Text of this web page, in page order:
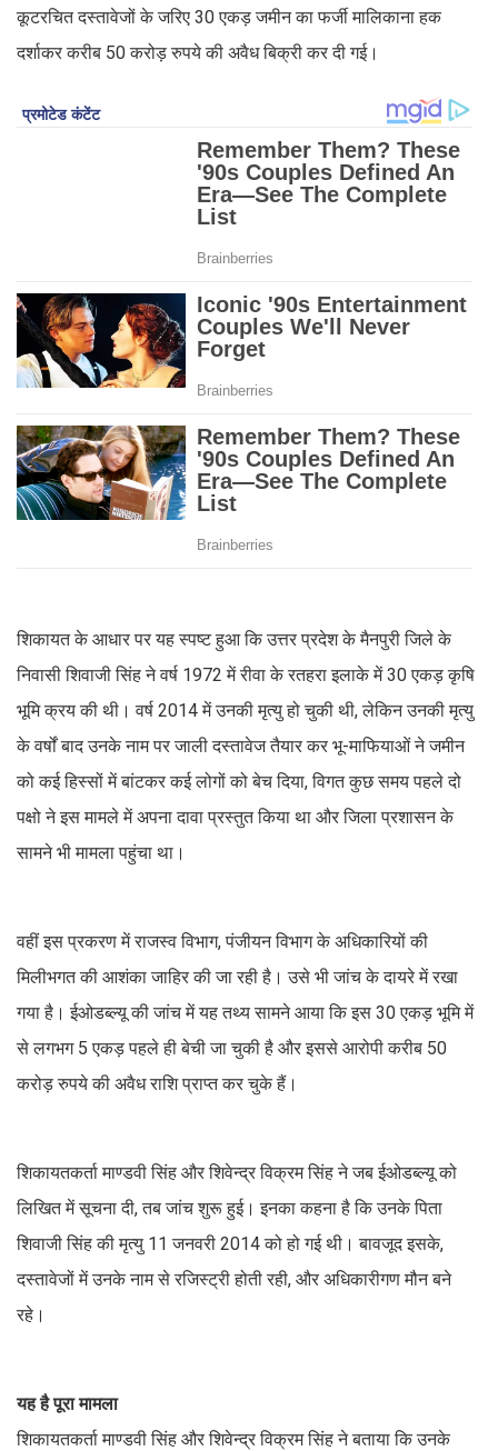
कूटरचित दस्तावेजों के जरिए 30 एकड़ जमीन का फर्जी मालिकाना हक
दर्शाकर करीब 50 करोड़ रुपये की अवैध बिक्री कर दी गई।
शिकायत के आधार पर यह स्पष्ट हुआ कि उत्तर प्रदेश के मैनपुरी जिले के
निवासी शिवाजी सिंह ने वर्ष 1972 में रीवा के रतहरा इलाके में 30 एकड़ कृषि
भूमि क्रय की थी। वर्ष 2014 में उनकी मृत्यु हो चुकी थी, लेकिन उनकी मृत्यु
के वर्षों बाद उनके नाम पर जाली दस्तावेज तैयार कर भू-माफियाओं ने जमीन
को कई हिस्सों में बांटकर कई लोगों को बेच दिया, विगत कुछ समय पहले दो
पक्षो ने इस मामले में अपना दावा प्रस्तुत किया था और जिला प्रशासन के
सामने भी मामला पहुंचा था।
वहीं इस प्रकरण में राजस्व विभाग, पंजीयन विभाग के अधिकारियों की
मिलीभगत की आशंका जाहिर की जा रही है। उसे भी जांच के दायरे में रखा
गया है। ईओडब्ल्यू की जांच में यह तथ्य सामने आया कि इस 30 एकड़ भूमि में
से लगभग 5 एकड़ पहले ही बेची जा चुकी है और इससे आरोपी करीब 50
करोड़ रुपये की अवैध राशि प्राप्त कर चुके हैं।
शिकायतकर्ता माण्डवी सिंह और शिवेन्द्र विक्रम सिंह ने जब ईओडब्ल्यू को
लिखित में सूचना दी, तब जांच शुरू हुई। इनका कहना है कि उनके पिता
शिवाजी सिंह की मृत्यु 11 जनवरी 2014 को हो गई थी। बावजूद इसके,
दस्तावेजों में उनके नाम से रजिस्ट्री होती रही, और अधिकारीगण मौन बने
रहे।
यह है पूरा मामला
शिकायतकर्ता माण्डवी सिंह और शिवेन्द्र विक्रम सिंह ने बताया कि उनके